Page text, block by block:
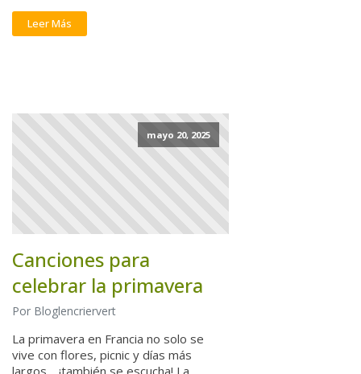
Leer Más
mayo 20, 2025
Canciones para
celebrar la primavera
Por Bloglencriervert
La primavera en Francia no solo se
vive con flores, picnic y días más